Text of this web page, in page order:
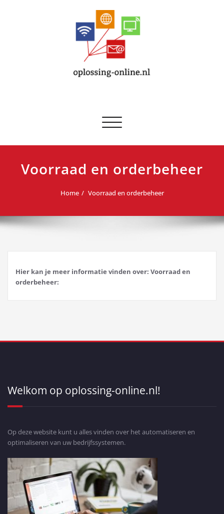
Navigatie
Voorraad en orderbeheer
Home Voorraad en orderbeheer
Hier kan je meer informatie vinden over: Voorraad en
orderbeheer:
Welkom op oplossing-online.nl!
Op deze website kunt u alles vinden over het automatiseren en
optimaliseren van uw bedrijfssystemen.